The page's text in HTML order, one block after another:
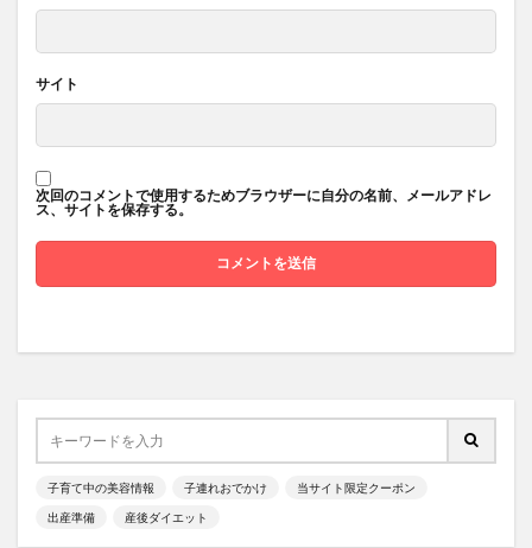
サイト
次回のコメントで使用するためブラウザーに自分の名前、メールアドレ
ス、サイトを保存する。
子育て中の美容情報 子連れおでかけ 当サイト限定クーポン
出産準備 産後ダイエット